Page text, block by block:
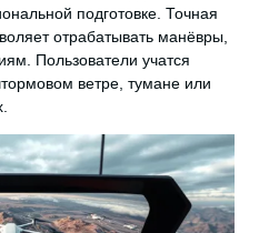
подготовке.Точная
отрабатывать манёвры,
Пользователи учатся
ветре, тумане или